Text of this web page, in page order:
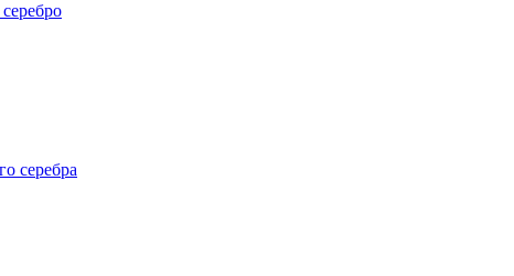
серебра